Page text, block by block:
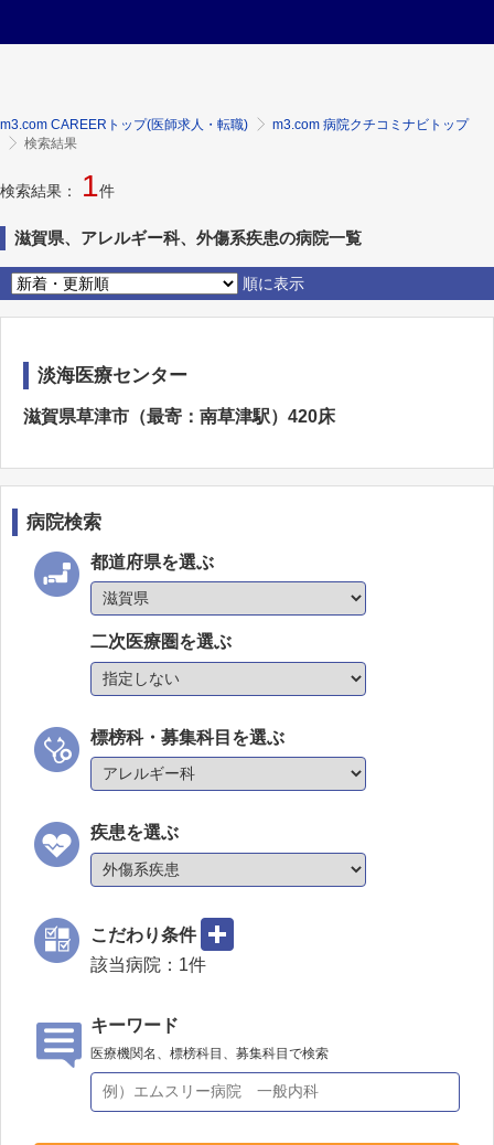
m3.com CAREERトップ(医師求人・転職)
m3.com 病院クチコミナビトップ
検索結果
検索結果： 1件
滋賀県、アレルギー科、外傷系疾患の病院一覧
順に表示
淡海医療センター
滋賀県草津市（最寄：南草津駅）420床
病院検索
都道府県を選ぶ
二次医療圏を選ぶ
標榜科・募集科目を選ぶ
疾患を選ぶ
こだわり条件
該当病院： 1件
キーワード
医療機関名、標榜科目、募集科目で検索